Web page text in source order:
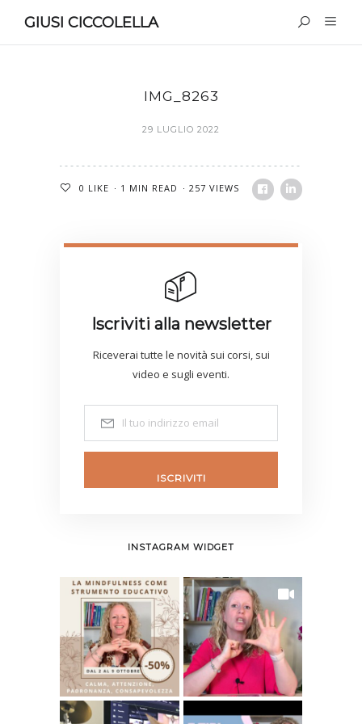
GIUSI CICCOLELLA
IMG_8263
29 LUGLIO 2022
0 LIKE 1 MIN READ 257 VIEWS
Iscriviti alla newsletter
Riceverai tutte le novità sui corsi, sui
video e sugli eventi.
ISCRIVITI
INSTAGRAM WIDGET